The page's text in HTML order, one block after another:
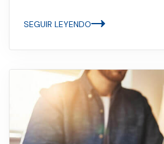
SEGUIR LEYENDO